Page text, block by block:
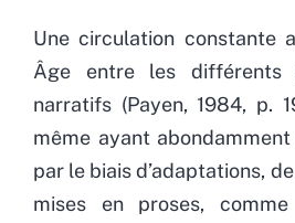
Une circulation constante
Âge entre les différents
narratifs (Payen, 1984, p.
même ayant
par le biais d’adaptations,
mises en proses,